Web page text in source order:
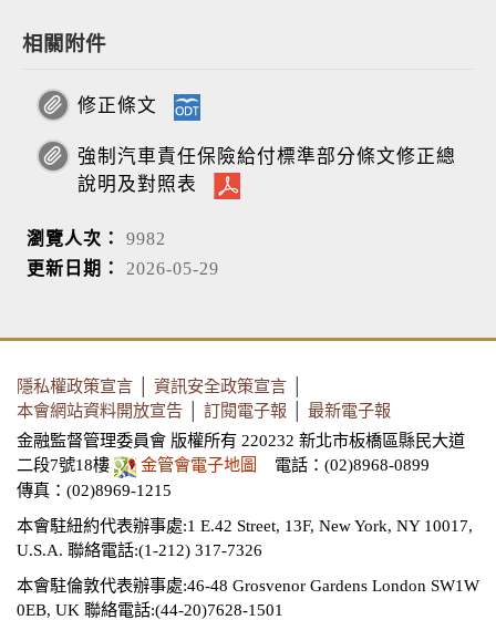
相關附件
修正條文
強制汽車責任保險給付標準部分條文修正總
說明及對照表
瀏覽人次： 9982
更新日期： 2026-05-29
隱私權政策宣言 資訊安全政策宣言
本會網站資料開放宣告
訂閱電子報
最新電子報
金融監督管理委員會 版權所有 220232 新北市板橋區縣民大道
二段7號18樓
金管會電子地圖
電話：(02)8968-0899
傳真：(02)8969-1215
本會駐紐約代表辦事處:1 E.42 Street, 13F, New York, NY 10017,
U.S.A. 聯絡電話:(1-212) 317-7326
本會駐倫敦代表辦事處:46-48 Grosvenor Gardens London SW1W
0EB, UK 聯絡電話:(44-20)7628-1501